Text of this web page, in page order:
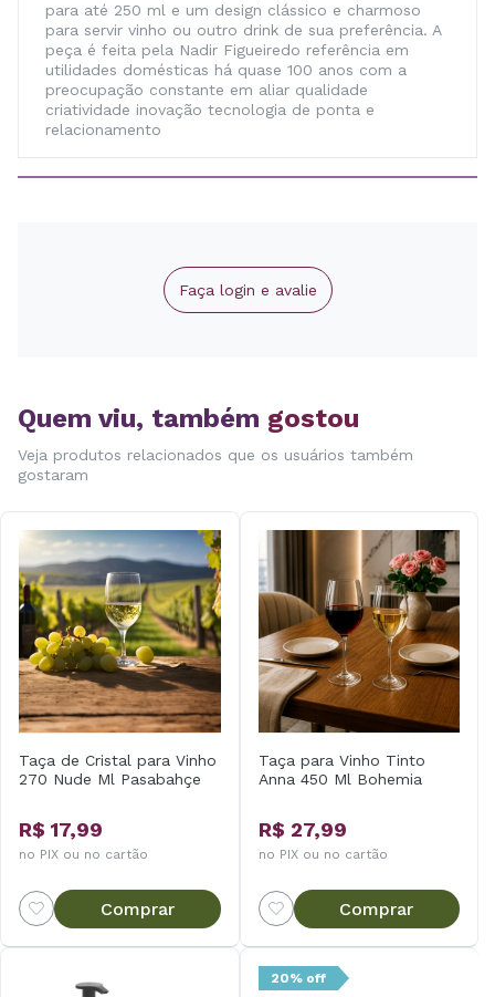
para até 250 ml e um design clássico e charmoso
para servir vinho ou outro drink de sua preferência. A
peça é feita pela Nadir Figueiredo referência em
utilidades domésticas há quase 100 anos com a
preocupação constante em aliar qualidade
criatividade inovação tecnologia de ponta e
relacionamento
Faça login e avalie
Quem viu, também gostou
Veja produtos relacionados que os usuários também
gostaram
Taça de Cristal para Vinho
270 Nude Ml Pasabahçe
R$ 17,99
no PIX ou no cartão
Comprar
Taça para Vinho Tinto
Anna 450 Ml Bohemia
R$ 27,99
no PIX ou no cartão
Comprar
20% off